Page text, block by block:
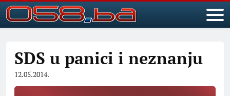
SDS u panici i neznanju
12.05.2014.